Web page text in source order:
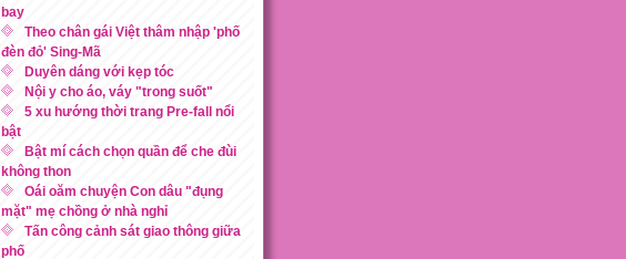
bay
Theo chân gái Việt thâm nhập 'phố
đèn đỏ' Sing-Mã
Duyên dáng với kẹp tóc
Nội y cho áo, váy "trong suốt"
5 xu hướng thời trang Pre-fall nổi
bật
Bật mí cách chọn quần để che đùi
không thon
Oái oăm chuyện Con dâu "đụng
mặt" mẹ chồng ở nhà nghỉ
Tấn công cảnh sát giao thông giữa
phố